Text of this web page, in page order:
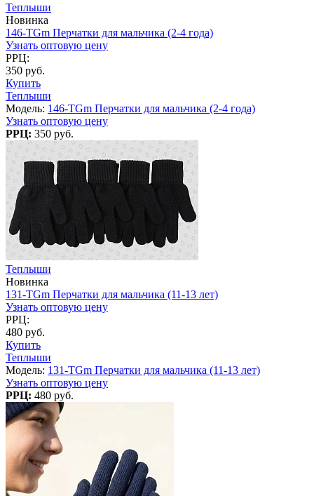
Теплыши
Новинка
146-TGm Перчатки для мальчика (2-4 года)
Узнать оптовую цену
РРЦ:
350 руб.
Купить
Теплыши
Модель: 146-TGm Перчатки для мальчика (2-4 года)
Узнать оптовую цену
РРЦ: 350 руб.
Теплыши
Новинка
131-TGm Перчатки для мальчика (11-13 лет)
Узнать оптовую цену
РРЦ:
480 руб.
Купить
Теплыши
Модель: 131-TGm Перчатки для мальчика (11-13 лет)
Узнать оптовую цену
РРЦ: 480 руб.